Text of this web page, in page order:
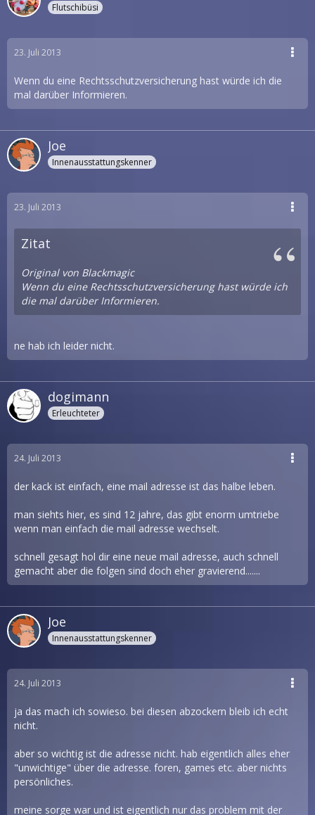
Flutschibüsi
23. Juli 2013
Wenn du eine Rechtsschutzversicherung hast würde ich die
mal darüber Informieren.
Joe
Innenausstattungskenner
23. Juli 2013
Zitat
Original von Blackmagic
Wenn du eine Rechtsschutzversicherung hast würde ich
die mal darüber Informieren.
ne hab ich leider nicht.
dogimann
Erleuchteter
24. Juli 2013
der kack ist einfach, eine mail adresse ist das halbe leben.
man siehts hier, es sind 12 jahre, das gibt enorm umtriebe
wenn man einfach die mail adresse wechselt.
schnell gesagt hol dir eine neue mail adresse, auch schnell
gemacht aber die folgen sind doch eher gravierend.......
Joe
Innenausstattungskenner
24. Juli 2013
ja das mach ich sowieso. bei diesen abzockern bleib ich echt
nicht.
aber so wichtig ist die adresse nicht. hab eigentlich alles eher
"unwichtige" über die adresse. foren, games etc. aber nichts
persönliches.
meine sorge war und ist eigentlich nur das problem mit der